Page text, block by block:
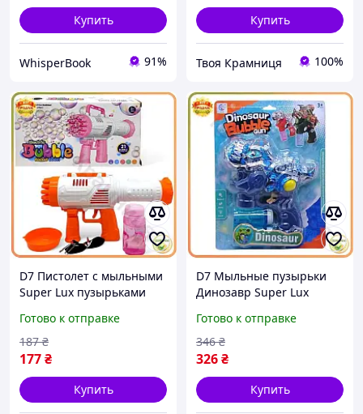
Купить
WhisperBook 91%
Купить
Твоя Крамниця 100%
D7 Пистолет с мыльными
Super Lux пузырьками
игрушка для детей с
подсветкой для вес
MOD58
Готово к отправке
177₴
187 ₴
Купить
D7 Мыльные пузырьки
Динозавр Super Lux
батарейках синий для
детей игр развлече
MOD58
Готово к отправке
326₴
346 ₴
Купить